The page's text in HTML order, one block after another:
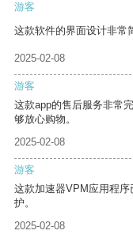
游客
这款软件的界面设计非常
2025-02-08
游客
这款app的售后服务非常
够放心购物。
2025-02-08
游客
这款加速器VPM应用程
护。
2025-02-08